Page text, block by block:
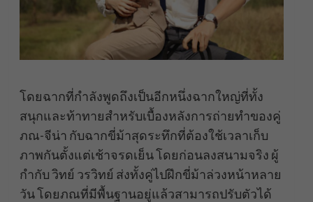
โดยฉากที่กำลังพูดถึงเป็นอีกหนึ่งฉากใหญ่ที่ทั้ง
สนุกและท้าทายสำหรับเบื้องหลังการถ่ายทำของคู่
ภณ-จีน่า กับฉากขี่ม้าสุดระทึกที่ต้องใช้เวลาเก็บ
ภาพกันตั้งแต่เช้าจรดเย็น โดยก่อนลงสนามจริง ผู้
กำกับ วิทย์ วรวิทย์ ส่งทั้งคู่ไปฝึกขี่ม้าล่วงหน้าหลาย
วัน โดยภณที่มีพื้นฐานอยู่แล้วสามารถปรับตัวได้